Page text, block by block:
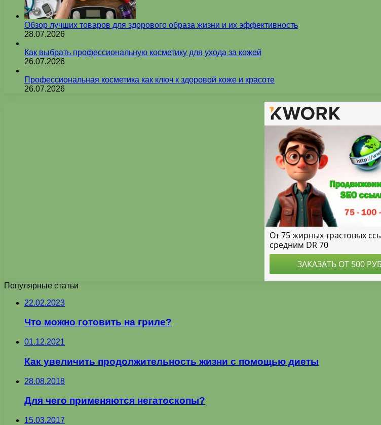
Обзор лучших товаров для здорового образа жизни и их эффективность
28.07.2026
Как выбрать профессиональную косметику для ухода за кожей
26.07.2026
Профессиональная косметика как ключ к здоровой коже и красоте
26.07.2026
Популярные статьи
22.02.2023
Что можно готовить на гриле?
01.12.2021
Как увеличить продолжительность жизни с помощью диеты
28.08.2018
Для чего применяются негатоскопы?
15.03.2017